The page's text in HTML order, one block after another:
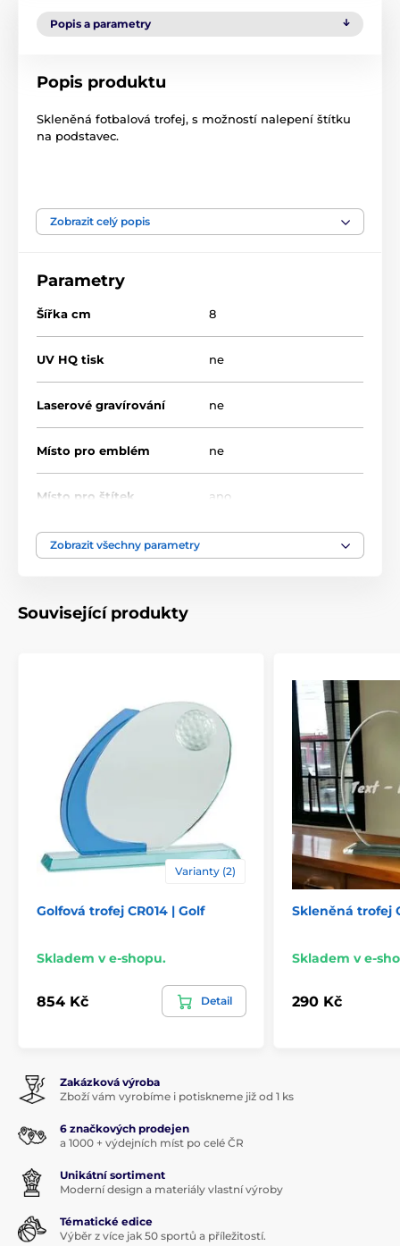
Popis a parametry
Popis produktu
Skleněná fotbalová trofej, s možností nalepení štítku
na podstavec.
VÝPRODEJ 2023 Fotbal
Zobrazit celý popis
Parametry
Šířka cm 8
UV HQ tisk ne
Laserové gravírování ne
Místo pro emblém ne
Místo pro štítek ano
Výška cm
Způsob personalizace štítek
Zobrazit všechny parametry
Související produkty
Varianty (2)
Golfová trofej CR014 | Golf
Skladem v e-shopu.
854 Kč Detail
Skleněná trofej
Skladem v e-
290 Kč
Zakázková výroba
Zboží vám vyrobíme i potiskneme již od 1 ks
6 značkových prodejen
a 1000 + výdejních míst po celé ČR
Unikátní sortiment
Moderní design a materiály vlastní výroby
Tématické edice
Výběr z více jak 50 sportů a příležitostí.